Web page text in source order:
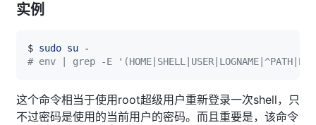
实例
$ sudo su
# env | grep -E
这个命令相当于使用root超级用户重新登录一次shell，只
不过密码是使用的当前用户的密码。而且重要是，该命令